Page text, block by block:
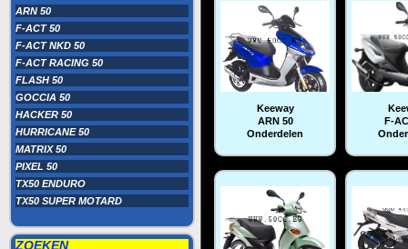
ARN 50
F-ACT 50
F-ACT NKD 50
F-ACT RACING 50
FLASH 50
GOCCIA 50
HACKER 50
HURRICANE 50
MATRIX 50
PIXEL 50
TX50 ENDURO
TX50 SUPER MOTARD
ZOEKEN
Keeway
ARN 50
Onderdelen
F-